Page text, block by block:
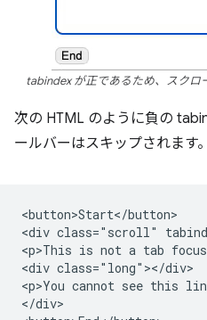
tabindex が正であるため、スクロ
次の HTML のように負の
ールバーはスキップされます。
<button>Start</button>
<div class="scroll"
<p>This is not a tab
<div class="long"></div>
<p>You cannot see this
</div>